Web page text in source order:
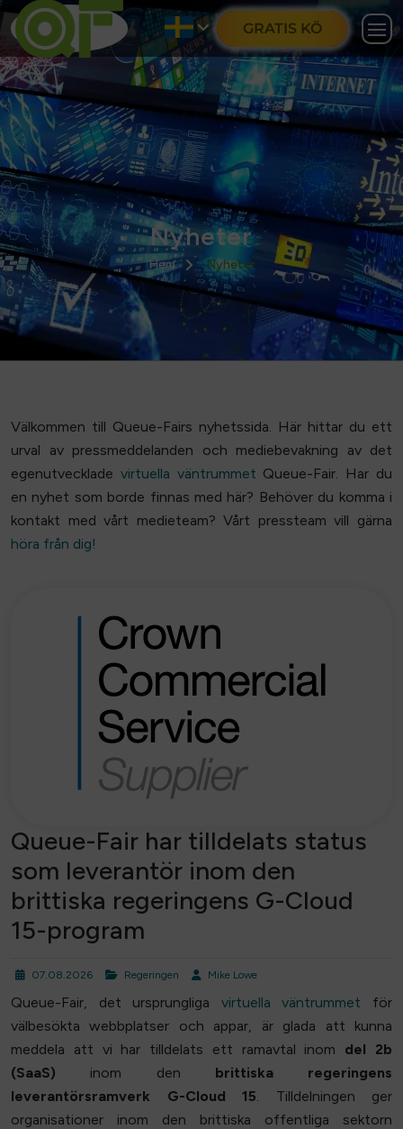
GRATIS KÖ
Nyheter
Hem Nyheter
Välkommen till Queue-Fairs nyhetssida. Här hittar du ett
urval av pressmeddelanden och mediebevakning av det
egenutvecklade virtuella väntrummet Queue-Fair. Har du
en nyhet som borde finnas med här? Behöver du komma i
kontakt med vårt medieteam? Vårt pressteam vill gärna
höra från dig!
Queue-Fair har tilldelats status
som leverantör inom den
brittiska regeringens G-Cloud
15-program
07.08.2026 Regeringen Mike Lowe
Queue-Fair, det ursprungliga virtuella väntrummet för
välbesökta webbplatser och appar, är glada att kunna
meddela att vi har tilldelats ett ramavtal inom del 2b
(SaaS) inom den brittiska regeringens
leverantörsramverk G-Cloud 15. Tilldelningen ger
organisationer inom den brittiska offentliga sektorn